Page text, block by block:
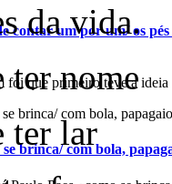
contar um por um/ os
que primeiro teve a ideia
brinca/ com bola,
da vida.
ter nome
ter lar